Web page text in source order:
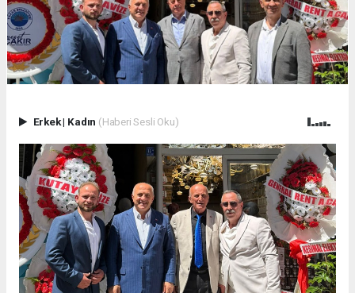
Erkek| Kadın (Haberi Sesli Oku)